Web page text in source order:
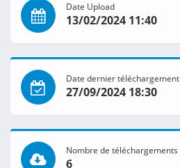
Date Upload
13/02/2024 11:40
Date dernier téléchargement
27/09/2024 18:30
Nombre de téléchargements
6